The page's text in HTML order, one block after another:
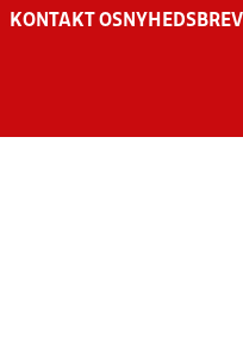
KONTAKT OS NYHEDSBREV